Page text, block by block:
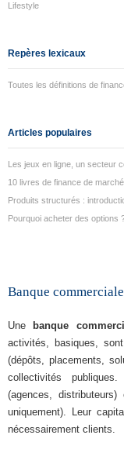
Lifestyle
Repères lexicaux
Toutes les définitions de
Articles populaires
Les jeux en ligne, un secteur
10 livres de finance de
Produits structurés :
Pourquoi acheter des options
Banque commerciale
Une banque
activités, basiques,
(dépôts, placements,
collectivités
(agences,
uniquement). Leur
nécessairement clients.